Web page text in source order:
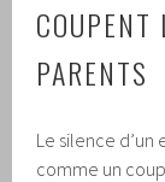
COUPENT
PARENTS
Le silence
comme un